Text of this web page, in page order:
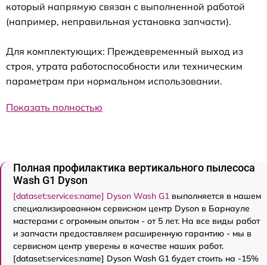
который напрямую связан с выполненной работой
(например, неправильная установка запчасти).
Для комплектующих: Преждевременный выход из
строя, утрата работоспособности или техническим
параметрам при нормальном использовании.
Показать полностью
Полная профилактика вертикального пылесоса
Wash G1 Dyson
[dataset:services:name] Dyson Wash G1 выполняется в нашем
специализированном сервисном центр Dyson в Барнауле
мастерами с огромным опытом - от 5 лет. На все виды работ
и запчасти предоставляем расширенную гарантию - мы в
сервисном центр уверены в качестве наших работ.
[dataset:services:name] Dyson Wash G1 будет стоить на -15%